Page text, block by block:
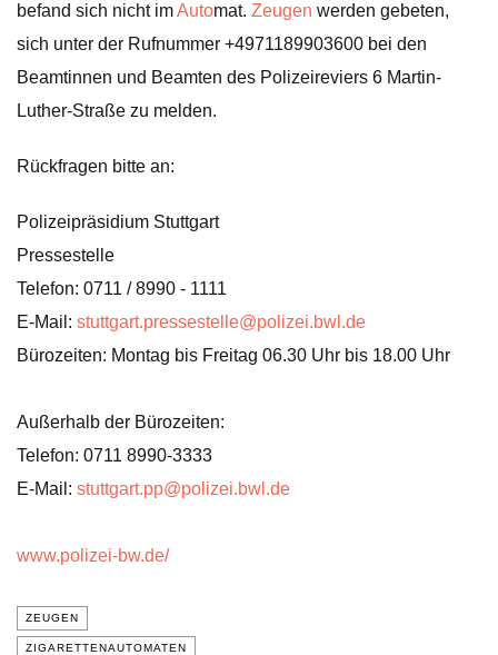
befand sich nicht imAutomat. Zeugen werden gebeten,
sich unter der Rufnummer +4971189903600 bei den
Beamtinnen und Beamten des Polizeireviers 6 Martin-
Luther-Straße zu melden.
Rückfragen bitte an:
Polizeipräsidium Stuttgart
Pressestelle
Telefon: 0711 / 8990 - 1111
E-Mail: stuttgart.pressestelle@polizei.bwl.de
Bürozeiten: Montag bis Freitag 06.30 Uhr bis 18.00 Uhr
Außerhalb der Bürozeiten:
Telefon: 0711 8990-3333
E-Mail: stuttgart.pp@polizei.bwl.de
www.polizei-bw.de/
ZEUGEN
ZIGARETTENAUTOMATEN